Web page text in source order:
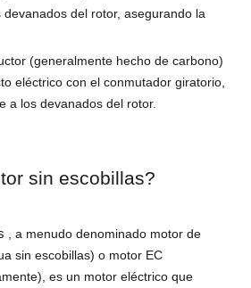
del rotor, asegurando la
(generalmente hecho de carbono)
eléctrico con el conmutador giratorio,
a los devanados del rotor.
sin escobillas?
, a menudo denominado motor de
sin escobillas) o motor EC
es un motor eléctrico que